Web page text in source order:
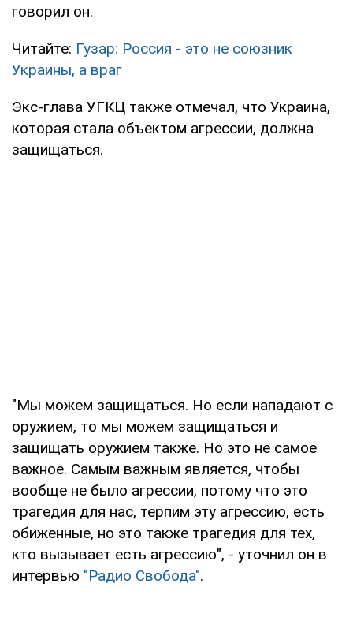
говорил он.
Читайте: Гузар: Россия - это не союзник
Украины, а враг
Экс-глава УГКЦ также отмечал, что Украина,
которая стала объектом агрессии, должна
защищаться.
"Мы можем защищаться. Но если нападают с
оружием, то мы можем защищаться и
защищать оружием также. Но это не самое
важное. Самым важным является, чтобы
вообще не было агрессии, потому что это
трагедия для нас, терпим эту агрессию, есть
обиженные, но это также трагедия для тех,
кто вызывает есть агрессию", - уточнил он в
интервью "Радио Свобода".